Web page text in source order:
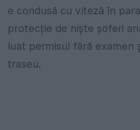
e condusă cu viteză în
protecție de niște șoferi
luat permisul fără examen
traseu.